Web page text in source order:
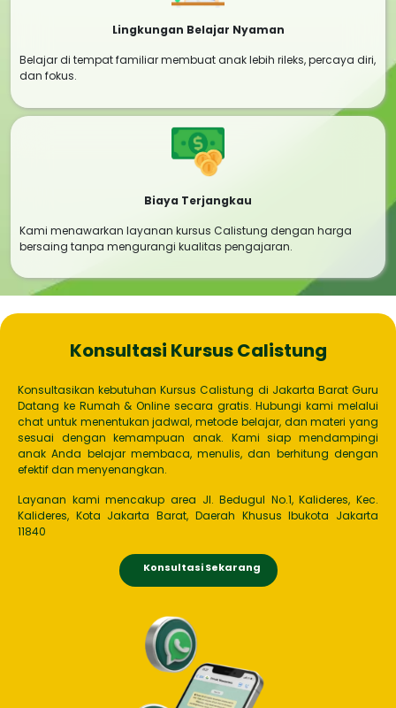
Lingkungan Belajar Nyaman
Belajar di tempat familiar membuat anak lebih rileks, percaya diri,
dan fokus.
Biaya Terjangkau
Kami menawarkan layanan kursus Calistung dengan harga
bersaing tanpa mengurangi kualitas pengajaran.
Konsultasi Kursus Calistung
Konsultasikan kebutuhan Kursus Calistung di Jakarta Barat Guru
Datang ke Rumah & Online secara gratis. Hubungi kami melalui
chat untuk menentukan jadwal, metode belajar, dan materi yang
sesuai dengan kemampuan anak. Kami siap mendampingi
anak Anda belajar membaca, menulis, dan berhitung dengan
efektif dan menyenangkan.
Layanan kami mencakup area Jl. Bedugul No.1, Kalideres, Kec.
Kalideres, Kota Jakarta Barat, Daerah Khusus Ibukota Jakarta
11840
Konsultasi Sekarang